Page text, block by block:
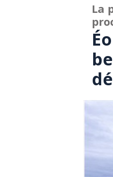
La